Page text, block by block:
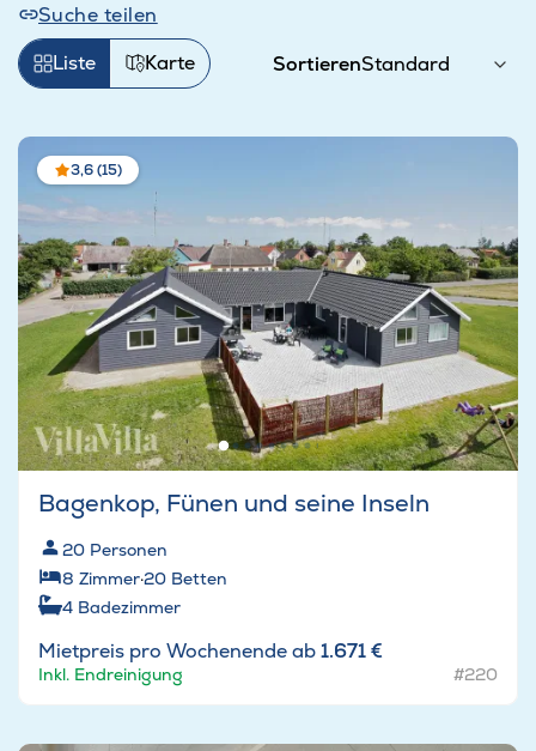
Suche teilen
Sortieren
Liste Karte
3,6 (15)
Bagenkop, Fünen und seine Inseln
20 Personen
8 Zimmer·20 Betten
4 Badezimmer
Mietpreis pro Wochenende ab1.671 €
Inkl. Endreinigung #220